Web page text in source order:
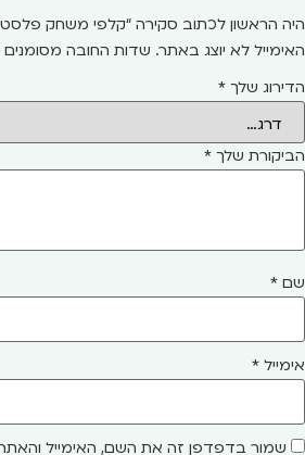
היה הראשון לכתוב סקירה “קלפי משחק
האימייל לא יוצג באתר. שדות החובה מסומנים
הדירוג שלך *
הביקורת שלך *
שם *
אימייל *
שמור בדפדפן זה את השם, האימייל